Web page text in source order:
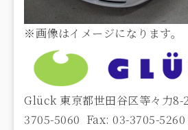
※画像はイメージになります。
Glück 東京都世田谷区等々力8-
3705-5060 Fax: 03-3705-5260